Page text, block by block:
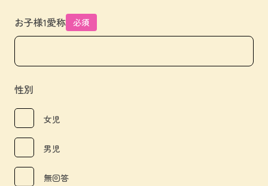
お子様1愛称 必須
性別
女児
男児
無回答